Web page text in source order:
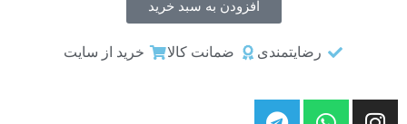
افزودن به سبد خرید
رضایتمندی ضمانت کالا خرید از سایت